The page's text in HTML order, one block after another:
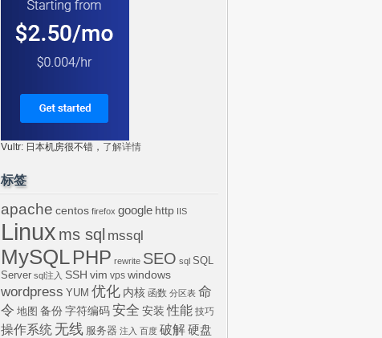
Vultr: 日本机房很不错， 了解详情
标签
apache centos firefox google http IIS
Linux ms sql mssql
MySQLPHP rewrite SEO sql SQL
Server sql注入 SSH vim vps windows
wordpress YUM 优化 内核 函数 分区表 命
令 地图 备份 字符编码 安全 安装 性能 技巧
操作系统 无线 服务器 注入 百度 破解硬盘